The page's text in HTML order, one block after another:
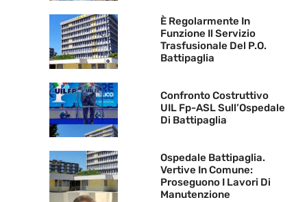
È Regolarmente In
Funzione Il Servizio
Trasfusionale Del P.O.
Battipaglia
Confronto Costruttivo
UIL Fp-ASL Sull’Ospedale
Di Battipaglia
Ospedale Battipaglia.
Vertive In Comune:
Proseguono I Lavori Di
Manutenzione